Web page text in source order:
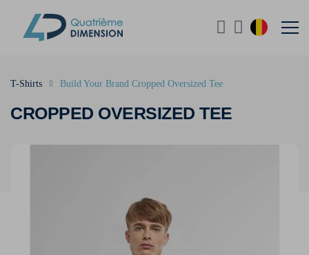
CROPPED OVERSIZED TEE
T-Shirts Build Your Brand Cropped Oversized Tee